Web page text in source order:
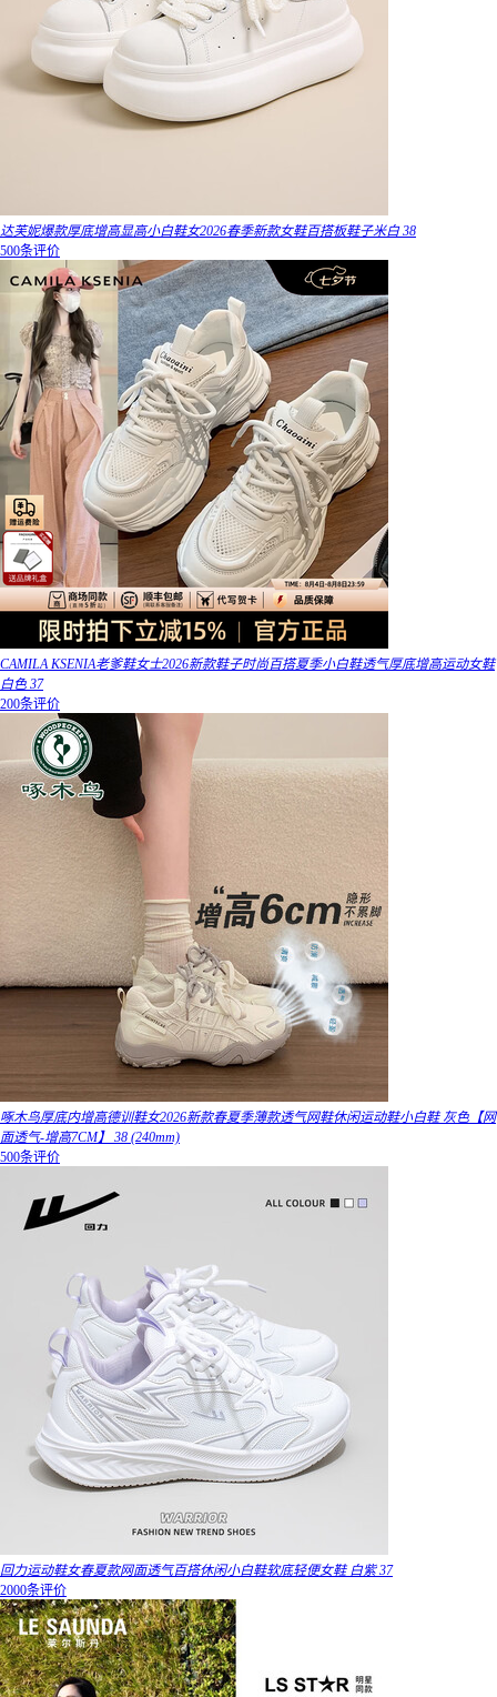
达芙妮爆款厚底增高显高小白鞋女2026春季新款女鞋百搭板鞋子米白 38
500条评价
CAMILA KSENIA老爹鞋女士2026新款鞋子时尚百搭夏季小白鞋透气厚底增高运动女鞋
白色 37
200条评价
啄木鸟厚底内增高德训鞋女2026新款春夏季薄款透气网鞋休闲运动鞋小白鞋 灰色【网
面透气-增高7CM】 38 (240mm)
500条评价
回力运动鞋女春夏款网面透气百搭休闲小白鞋软底轻便女鞋 白紫 37
2000条评价